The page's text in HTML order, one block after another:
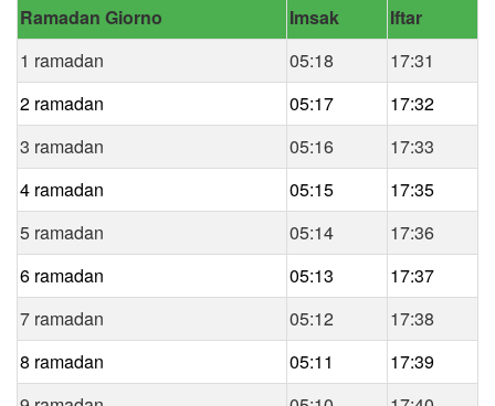
Ramadan Giorno
Imsak
Iftar
1 ramadan
05:18
17:31
2 ramadan
05:17
17:32
3 ramadan
05:16
17:33
4 ramadan
05:15
17:35
5 ramadan
05:14
17:36
6 ramadan
05:13
17:37
7 ramadan
05:12
17:38
8 ramadan
05:11
17:39